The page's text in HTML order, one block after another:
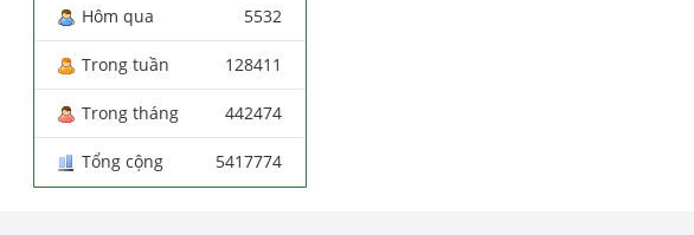
Hôm qua 5532
Trong tuần 128411
Trong tháng 442474
Tổng cộng 5417774